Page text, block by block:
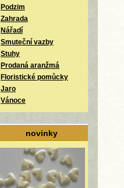
Podzim
Zahrada
Nářadí
Smuteční vazby
Stuhy
Prodaná aranžmá
Floristické pomůcky
Jaro
Vánoce
novinky